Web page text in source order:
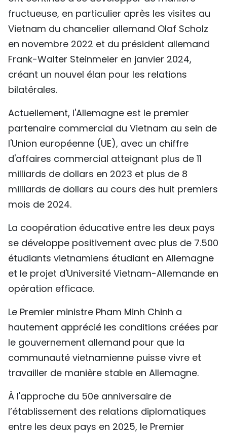
fructueuse, en particulier après les visites au
Vietnam du chancelier allemand Olaf Scholz
en novembre 2022 et du président allemand
Frank-Walter Steinmeier en janvier 2024,
créant un nouvel élan pour les relations
bilatérales.
Actuellement, l'Allemagne est le premier
partenaire commercial du Vietnam au sein de
l'Union européenne (UE), avec un chiffre
d'affaires commercial atteignant plus de 11
milliards de dollars en 2023 et plus de 8
milliards de dollars au cours des huit premiers
mois de 2024.
La coopération éducative entre les deux pays
se développe positivement avec plus de 7.500
étudiants vietnamiens étudiant en Allemagne
et le projet d'Université Vietnam-Allemande en
opération efficace.
Le Premier ministre Pham Minh Chinh a
hautement apprécié les conditions créées par
le gouvernement allemand pour que la
communauté vietnamienne puisse vivre et
travailler de manière stable en Allemagne.
À l'approche du 50e anniversaire de
l’établissement des relations diplomatiques
entre les deux pays en 2025, le Premier